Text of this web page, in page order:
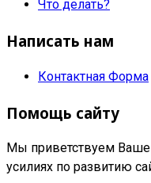
Что делать?
Написать нам
Контактная Форма
Помощь сайту
Мы приветствуем
усилиях по развитию